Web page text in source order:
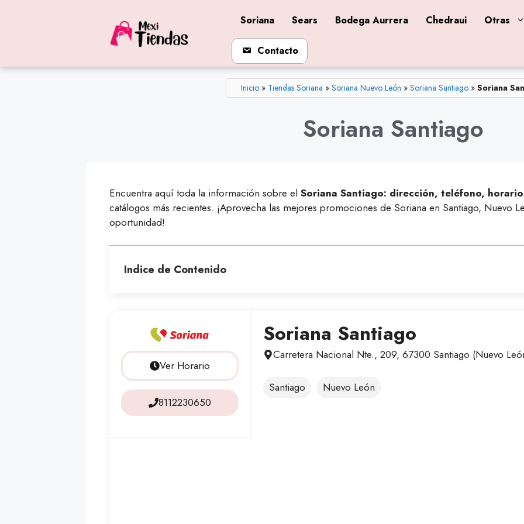
Soriana Sears Bodega Aurrera Chedraui Otras
Contacto
Inicio» Tiendas Soriana » Soriana Nuevo León » Soriana Santiago» Soriana
Soriana Santiago
Encuentra aquí toda la información sobre el Soriana Santiago: dirección, teléfono,
catálogos más recientes. ¡Aprovecha las mejores promociones de Soriana en Santiago, Nuevo
oportunidad!
Indice de Contenido
Ver Horario
8112230650
Soriana Santiago
Carretera Nacional Nte., 209, 67300 Santiago (Nuevo
Santiago Nuevo León